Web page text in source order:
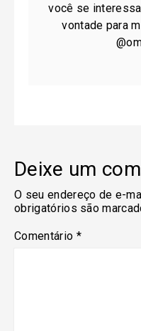
você se
vontade para
Deixe um
O seu endereço de e-
obrigatórios são
Comentário *